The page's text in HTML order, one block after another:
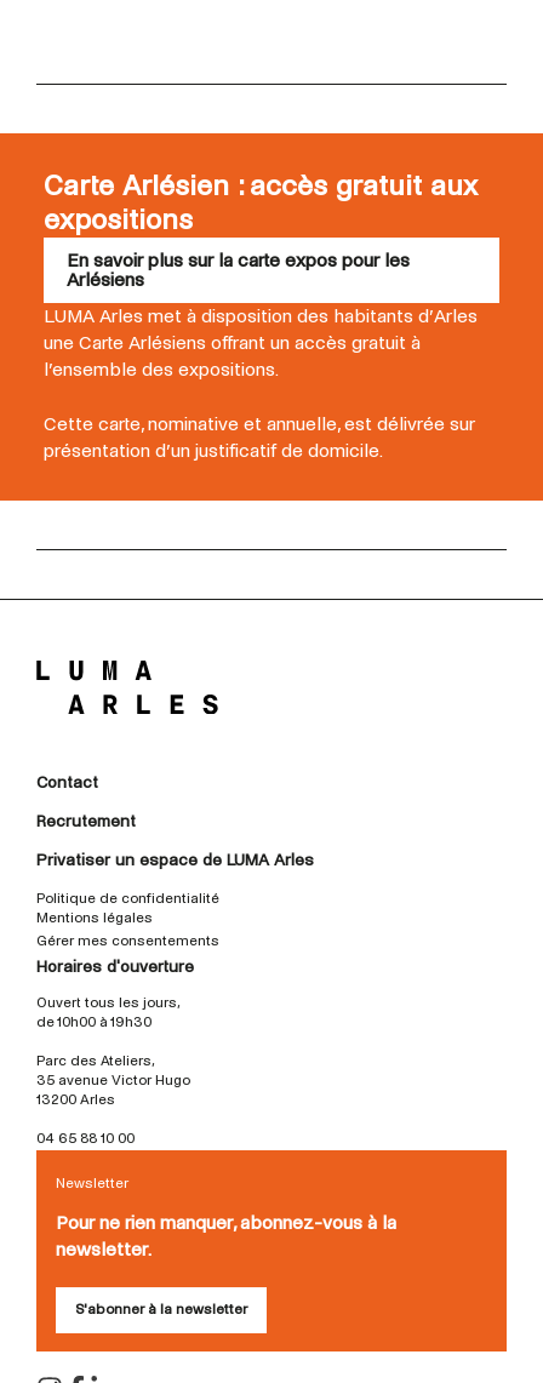
Carte Arlésien : accès gratuit aux
expositions
En savoir plus sur la carte expos pour les
Arlésiens
LUMA Arles met à disposition des habitants d’Arles
une Carte Arlésiens offrant un accès gratuit à
l’ensemble des expositions.
Cette carte, nominative et annuelle, est délivrée sur
présentation d’un justificatif de domicile.
Contact
Recrutement
Privatiser un espace de LUMA Arles
Politique de confidentialité
Mentions légales
Gérer mes consentements
Horaires d'ouverture
Ouvert tous les jours,
de 10h00 à 19h30
Parc des Ateliers,
35 avenue Victor Hugo
13200 Arles
04 65 88 10 00
Newsletter
Pour ne rien manquer, abonnez-vous à la
newsletter.
S'abonner à la newsletter